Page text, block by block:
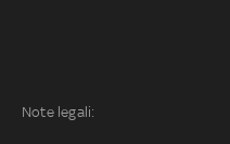
Note legali: